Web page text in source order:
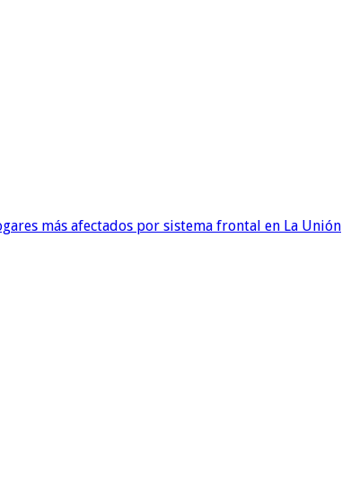
más afectados por sistema frontal en La Unión